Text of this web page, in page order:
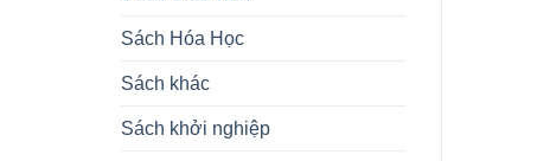
Sách Hóa Học
Sách khác
Sách khởi nghiệp